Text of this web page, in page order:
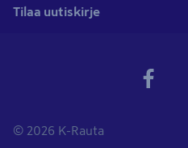
Tilaa uutiskirje
© 2026 K-Rauta